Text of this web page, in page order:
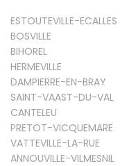
ESTOUTEVILLE-ECALLES
BOSVILLE
BIHOREL
HERMEVILLE
DAMPIERRE-EN-BRAY
SAINT-VAAST-DU-VAL
CANTELEU
PRETOT-VICQUEMARE
VATTEVILLE-LA-RUE
ANNOUVILLE-VILMESNIL